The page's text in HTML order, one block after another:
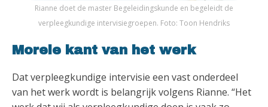
Rianne doet de master Begeleidingskunde en begeleidt de
verpleegkundige intervisiegroepen. Foto: Toon Hendriks
Morele kant van het werk
Dat verpleegkundige intervisie een vast onderdeel
van het werk wordt is belangrijk volgens Rianne. “Het